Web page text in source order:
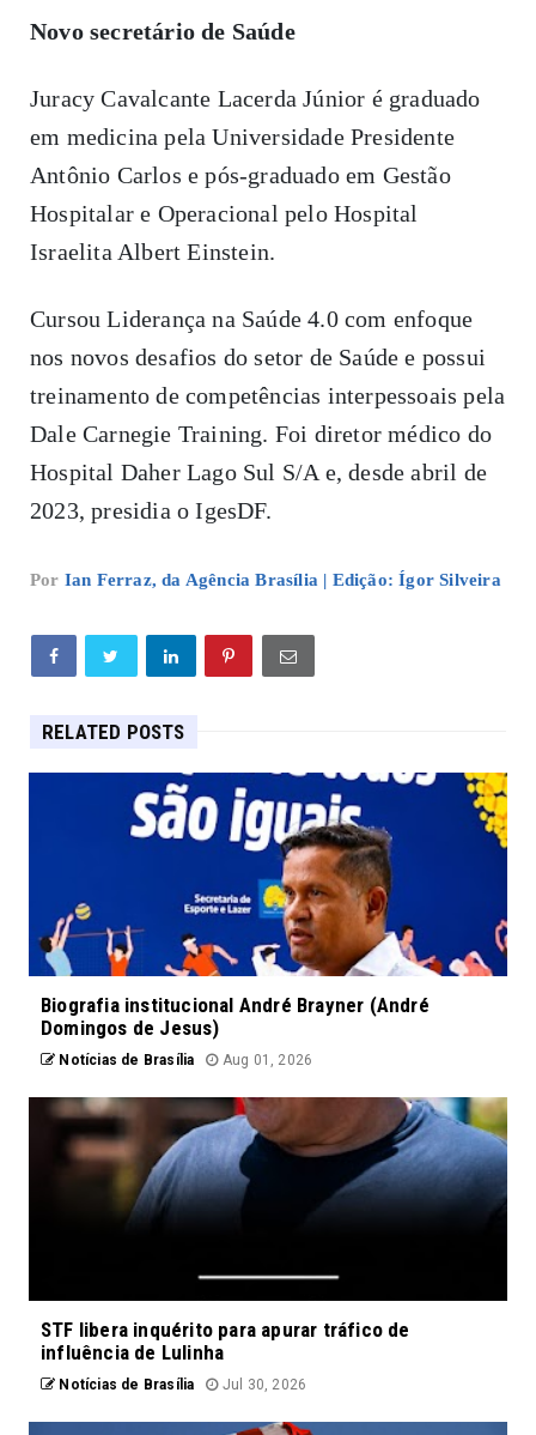
Novo secretário de Saúde
Juracy Cavalcante Lacerda Júnior é graduado
em medicina pela Universidade Presidente
Antônio Carlos e pós-graduado em Gestão
Hospitalar e Operacional pelo Hospital
Israelita Albert Einstein.
Cursou Liderança na Saúde 4.0 com enfoque
nos novos desafios do setor de Saúde e possui
treinamento de competências interpessoais pela
Dale Carnegie Training. Foi diretor médico do
Hospital Daher Lago Sul S/A e, desde abril de
2023, presidia o IgesDF.
Por Ian Ferraz, da Agência Brasília | Edição: Ígor Silveira
RELATED POSTS
Biografia institucional André Brayner (André
Domingos de Jesus)
Notícias de Brasília Aug 01, 2026
STF libera inquérito para apurar tráfico de
influência de Lulinha
Notícias de Brasília Jul 30, 2026